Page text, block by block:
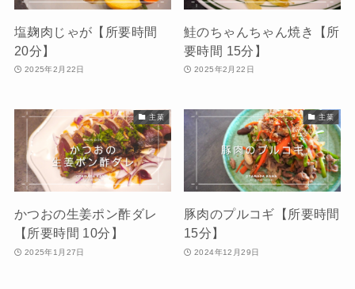
塩麹肉じゃが【所要時間
20分】
2025年2月22日
鮭のちゃんちゃん焼き【所
要時間 15分】
2025年2月22日
主菜
かつおの生姜ポン酢ダレ
【所要時間 10分】
2025年1月27日
主菜
豚肉のプルコギ【所要時間
15分】
2024年12月29日